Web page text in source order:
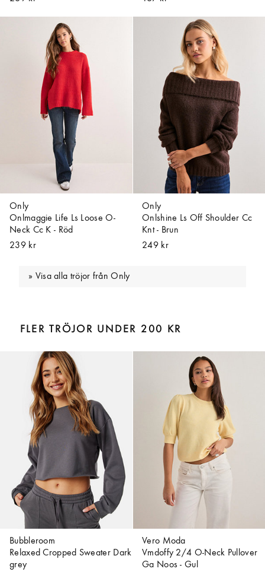
Only
Onlmaggie Life Ls Loose O-
Neck Cc K - Röd
239 kr
Only
Onlshine Ls Off Shoulder Cc
Knt - Brun
249 kr
Visa alla tröjor från Only
FLER TRÖJOR UNDER 200 KR
Bubbleroom
Relaxed Cropped Sweater Dark
grey
Vero Moda
Vmdoffy 2/4 O-Neck Pullover
Ga Noos - Gul